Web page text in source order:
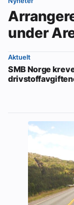
under
Aktuelt
SMB Norge